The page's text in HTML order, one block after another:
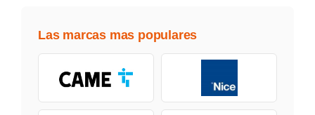
Las marcas mas populares